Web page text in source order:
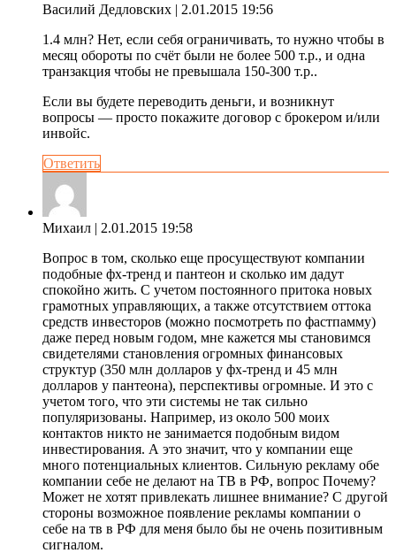
Василий Дедловских | 2.01.2015 19:56
1.4 млн? Нет, если себя ограничивать, то нужно чтобы в
месяц обороты по счёт были не более 500 т.р., и одна
транзакция чтобы не превышала 150-300 т.р..
Если вы будете переводить деньги, и возникнут
вопросы — просто покажите договор с брокером и/или
инвойс.
Ответить
Михаил | 2.01.2015 19:58
Вопрос в том, сколько еще просуществуют компании
подобные фх-тренд и пантеон и сколько им дадут
спокойно жить. С учетом постоянного притока новых
грамотных управляющих, а также отсутствием оттока
средств инвесторов (можно посмотреть по фастпамму)
даже перед новым годом, мне кажется мы становимся
свидетелями становления огромных финансовых
структур (350 млн долларов у фх-тренд и 45 млн
долларов у пантеона), перспективы огромные. И это с
учетом того, что эти системы не так сильно
популяризованы. Например, из около 500 моих
контактов никто не занимается подобным видом
инвестирования. А это значит, что у компании еще
много потенциальных клиентов. Сильную рекламу обе
компании себе не делают на ТВ в РФ, вопрос Почему?
Может не хотят привлекать лишнее внимание? С другой
стороны возможное появление рекламы компании о
себе на тв в РФ для меня было бы не очень позитивным
сигналом.